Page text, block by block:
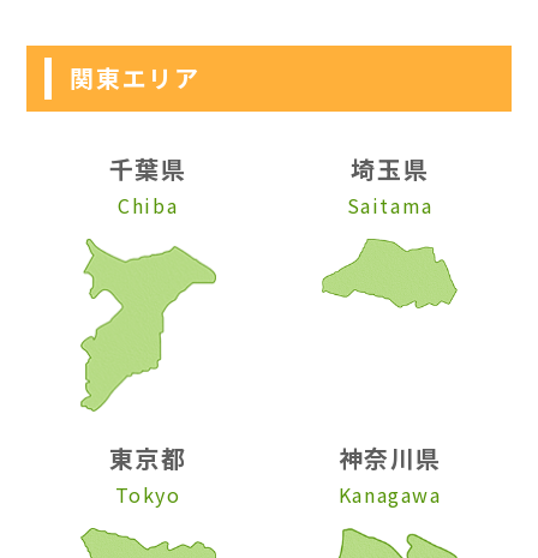
関東エリア
千葉県
Chiba
埼玉県
Saitama
東京都
Tokyo
神奈川県
Kanagawa